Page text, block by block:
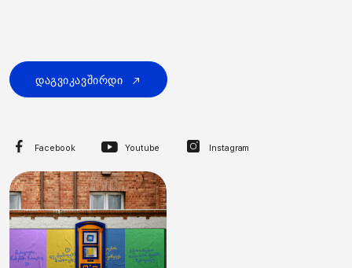
დაგვიკავშირდი
Facebook Youtube Instagram